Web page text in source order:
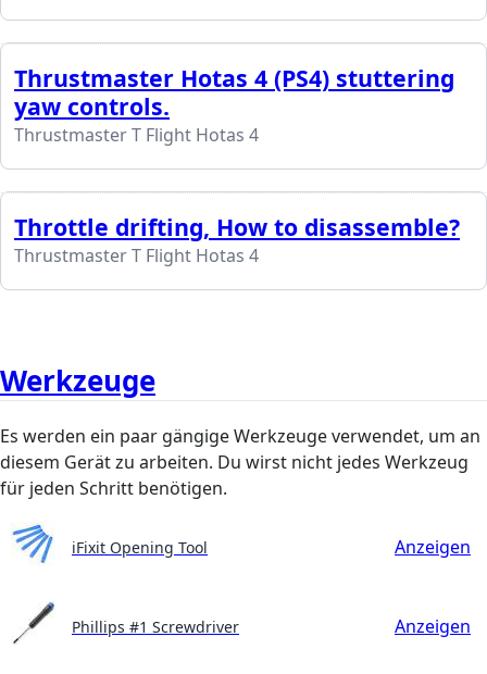
Thrustmaster Hotas 4 (PS4) stuttering
yaw controls.
Thrustmaster T Flight Hotas 4
Throttle drifting, How to disassemble?
Thrustmaster T Flight Hotas 4
Werkzeuge
Es werden ein paar gängige Werkzeuge verwendet, um an
diesem Gerät zu arbeiten. Du wirst nicht jedes Werkzeug
für jeden Schritt benötigen.
iFixit Opening Tool Anzeigen
Phillips #1 Screwdriver Anzeigen